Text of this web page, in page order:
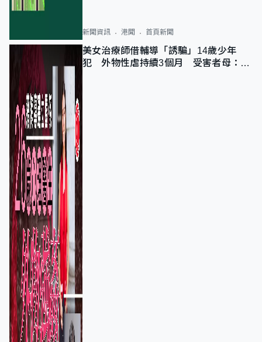
新聞資訊 港聞 首頁新聞
美女治療師借輔導「誘騙」14歲少年
犯 外物性虐持續3個月 受害者母：要